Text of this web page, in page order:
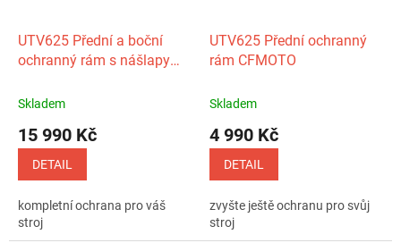
UTV625 Přední a boční
ochranný rám s nášlapy
Skladem
15 990 Kč
DETAIL
kompletní ochrana pro váš
stroj
UTV625 Přední ochranný
rám CFMOTO
Skladem
4 990 Kč
DETAIL
zvyšte ještě ochranu pro svůj
stroj